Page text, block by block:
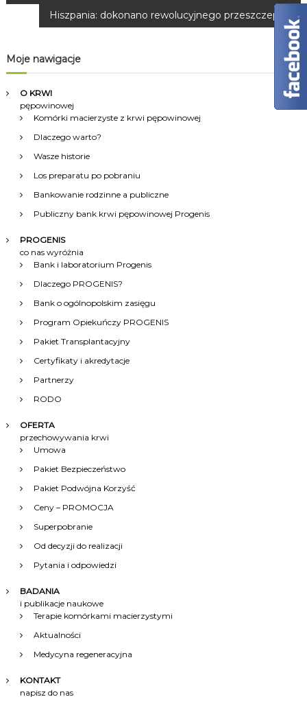
w
i
a
w
Hiszpania: dokonano rewolucyjnego przeszczepu
Moje nawigacje
O KRWI
pępowinowej
Komórki macierzyste z krwi pępowinowej
Dlaczego warto?
Wasze historie
Los preparatu po pobraniu
Bankowanie rodzinne a publiczne
Publiczny bank krwi pępowinowej Progenis
PROGENIS
co nas wyróżnia
Bank i laboratorium Progenis
Dlaczego PROGENIS?
Bank o ogólnopolskim zasięgu
Program Opiekuńczy PROGENIS
Pakiet Transplantacyjny
Certyfikaty i akredytacje
Partnerzy
RODO
OFERTA
przechowywania krwi
Umowa
Pakiet Bezpieczeństwo
Pakiet Podwójna Korzyść
Ceny – PROMOCJA
Superpobranie
Od decyzji do realizacji
Pytania i odpowiedzi
BADANIA
i publikacje naukowe
Terapie komórkami macierzystymi
Aktualności
Medycyna regeneracyjna
KONTAKT
napisz do nas